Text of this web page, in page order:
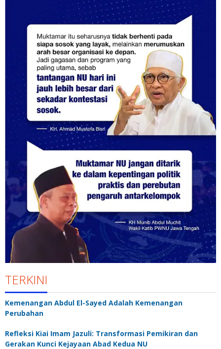
TERKINI
Kemenangan Abdul El-Sayed Adalah Kemenangan
Perubahan
Refleksi Kiai Imam Jazuli: Transformasi Pemikiran dan
Gerakan Kunci Kejayaan Abad Kedua NU